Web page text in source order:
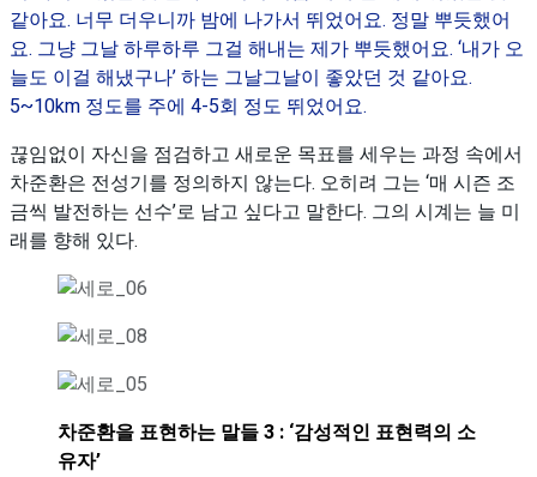
같아요. 너무 더우니까 밤에 나가서 뛰었어요. 정말 뿌듯했어
요. 그냥 그날 하루하루 그걸 해내는 제가 뿌듯했어요. ‘내가 오
늘도 이걸 해냈구나’ 하는 그날그날이 좋았던 것 같아요.
5~10km 정도를 주에 4-5회 정도 뛰었어요.
끊임없이 자신을 점검하고 새로운 목표를 세우는 과정 속에서
차준환은 전성기를 정의하지 않는다. 오히려 그는 ‘매 시즌 조
금씩 발전하는 선수’로 남고 싶다고 말한다. 그의 시계는 늘 미
래를 향해 있다.
차준환을 표현하는 말들 3 : ‘감성적인 표현력의 소
유자’